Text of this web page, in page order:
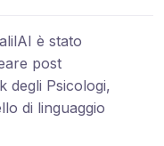
è stato
post
degli Psicologi,
di linguaggio